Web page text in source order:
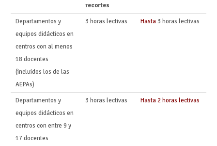
recortes
Departamentos y
equipos didácticos en
centros con al menos
18 docentes
(incluidos los de las
AEPAs)
3 horas lectivas Hasta3 horas lectivas
Departamentos y
equipos didácticos en
centros con entre 9 y
17 docentes
3 horas lectivas Hasta 2 horas lectivas